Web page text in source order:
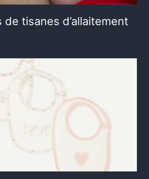
tisanes d’allaitement